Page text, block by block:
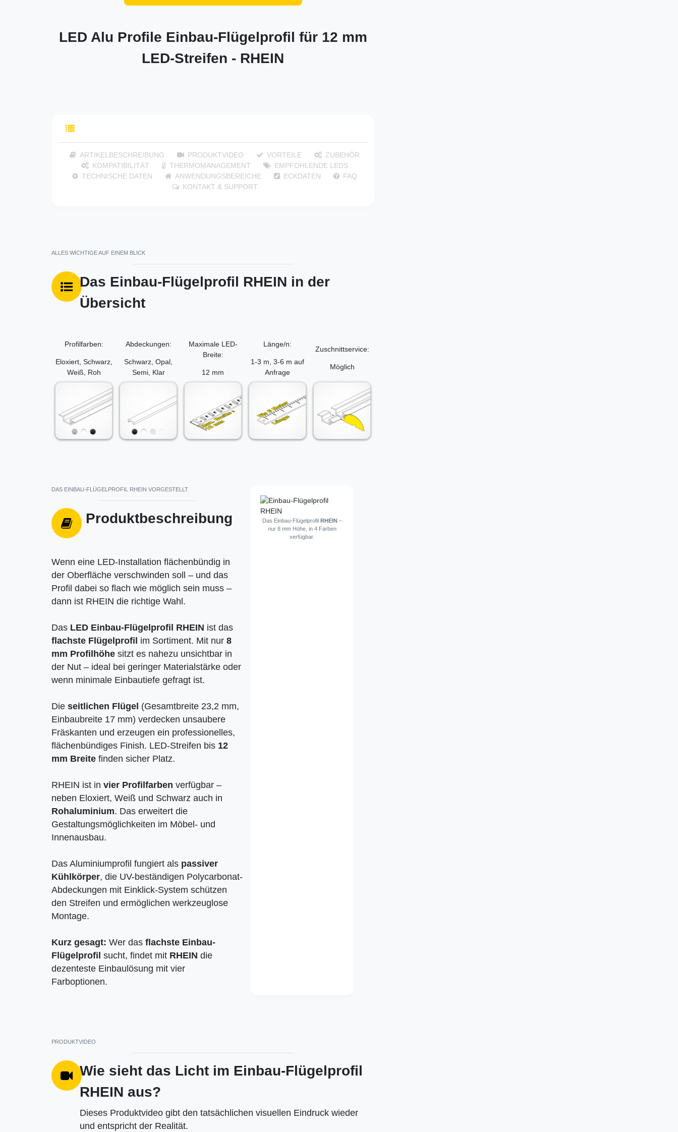
LED Alu Profile Einbau-Flügelprofil für 12 mm
LED-Streifen - RHEIN
ARTIKELBESCHREIBUNG PRODUKTVIDEO VORTEILE
ZUBEHÖR
KOMPATIBILITÄT
THERMOMANAGEMENT
EMPFOHLENDE LEDS
TECHNISCHE DATEN
ANWENDUNGSBEREICHE ECKDATEN
FAQ
KONTAKT & SUPPORT
ALLES WICHTIGE AUF EINEM BLICK
Das Einbau-Flügelprofil RHEIN in der
Übersicht
Profilfarben:
Eloxiert, Schwarz,
Weiß, Roh
Abdeckungen:
Schwarz, Opal,
Semi, Klar
Maximale LED-
Breite:
12 mm
Länge/n:
1-3 m, 3-6 m auf
Anfrage
Zuschnittservice:
Möglich
DAS EINBAU-FLÜGELPROFIL RHEIN VORGESTELLT
Produktbeschreibung
Wenn eine LED-Installation flächenbündig in
der Oberfläche verschwinden soll – und das
Profil dabei so flach wie möglich sein muss –
dann ist RHEIN die richtige Wahl.
Das LED Einbau-Flügelprofil RHEIN ist das
flachste Flügelprofil im Sortiment. Mit nur 8
mm Profilhöhe sitzt es nahezu unsichtbar in
der Nut – ideal bei geringer Materialstärke oder
wenn minimale Einbautiefe gefragt ist.
Die seitlichen Flügel (Gesamtbreite 23,2 mm,
Einbaubreite 17 mm) verdecken unsaubere
Fräskanten und erzeugen ein professionelles,
flächenbündiges Finish. LED-Streifen bis 12
mm Breite finden sicher Platz.
RHEIN ist in vier Profilfarben verfügbar –
neben Eloxiert, Weiß und Schwarz auch in
Rohaluminium. Das erweitert die
Gestaltungsmöglichkeiten im Möbel- und
Innenausbau.
Das Aluminiumprofil fungiert als passiver
Kühlkörper, die UV-beständigen Polycarbonat-
Abdeckungen mit Einklick-System schützen
den Streifen und ermöglichen werkzeuglose
Montage.
Kurz gesagt: Wer das flachste Einbau-
Flügelprofil sucht, findet mit RHEIN die
dezenteste Einbaulösung mit vier
Farboptionen.
Das Einbau-Flügelprofil RHEIN–
nur 8 mm Höhe, in 4 Farben
verfügbar.
PRODUKTVIDEO
Wie sieht das Licht im Einbau-Flügelprofil
RHEIN aus?
Dieses Produktvideo gibt den tatsächlichen visuellen Eindruck wieder
und entspricht der Realität.